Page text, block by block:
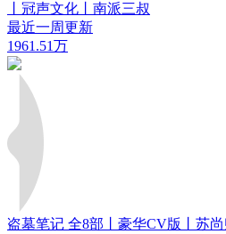
丨冠声文化丨南派三叔
最近一周更新
1961.51万
盗墓笔记 全8部丨豪华CV版丨苏